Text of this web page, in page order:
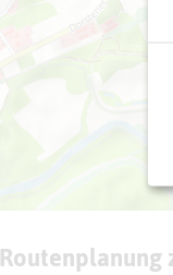
Routenplanung